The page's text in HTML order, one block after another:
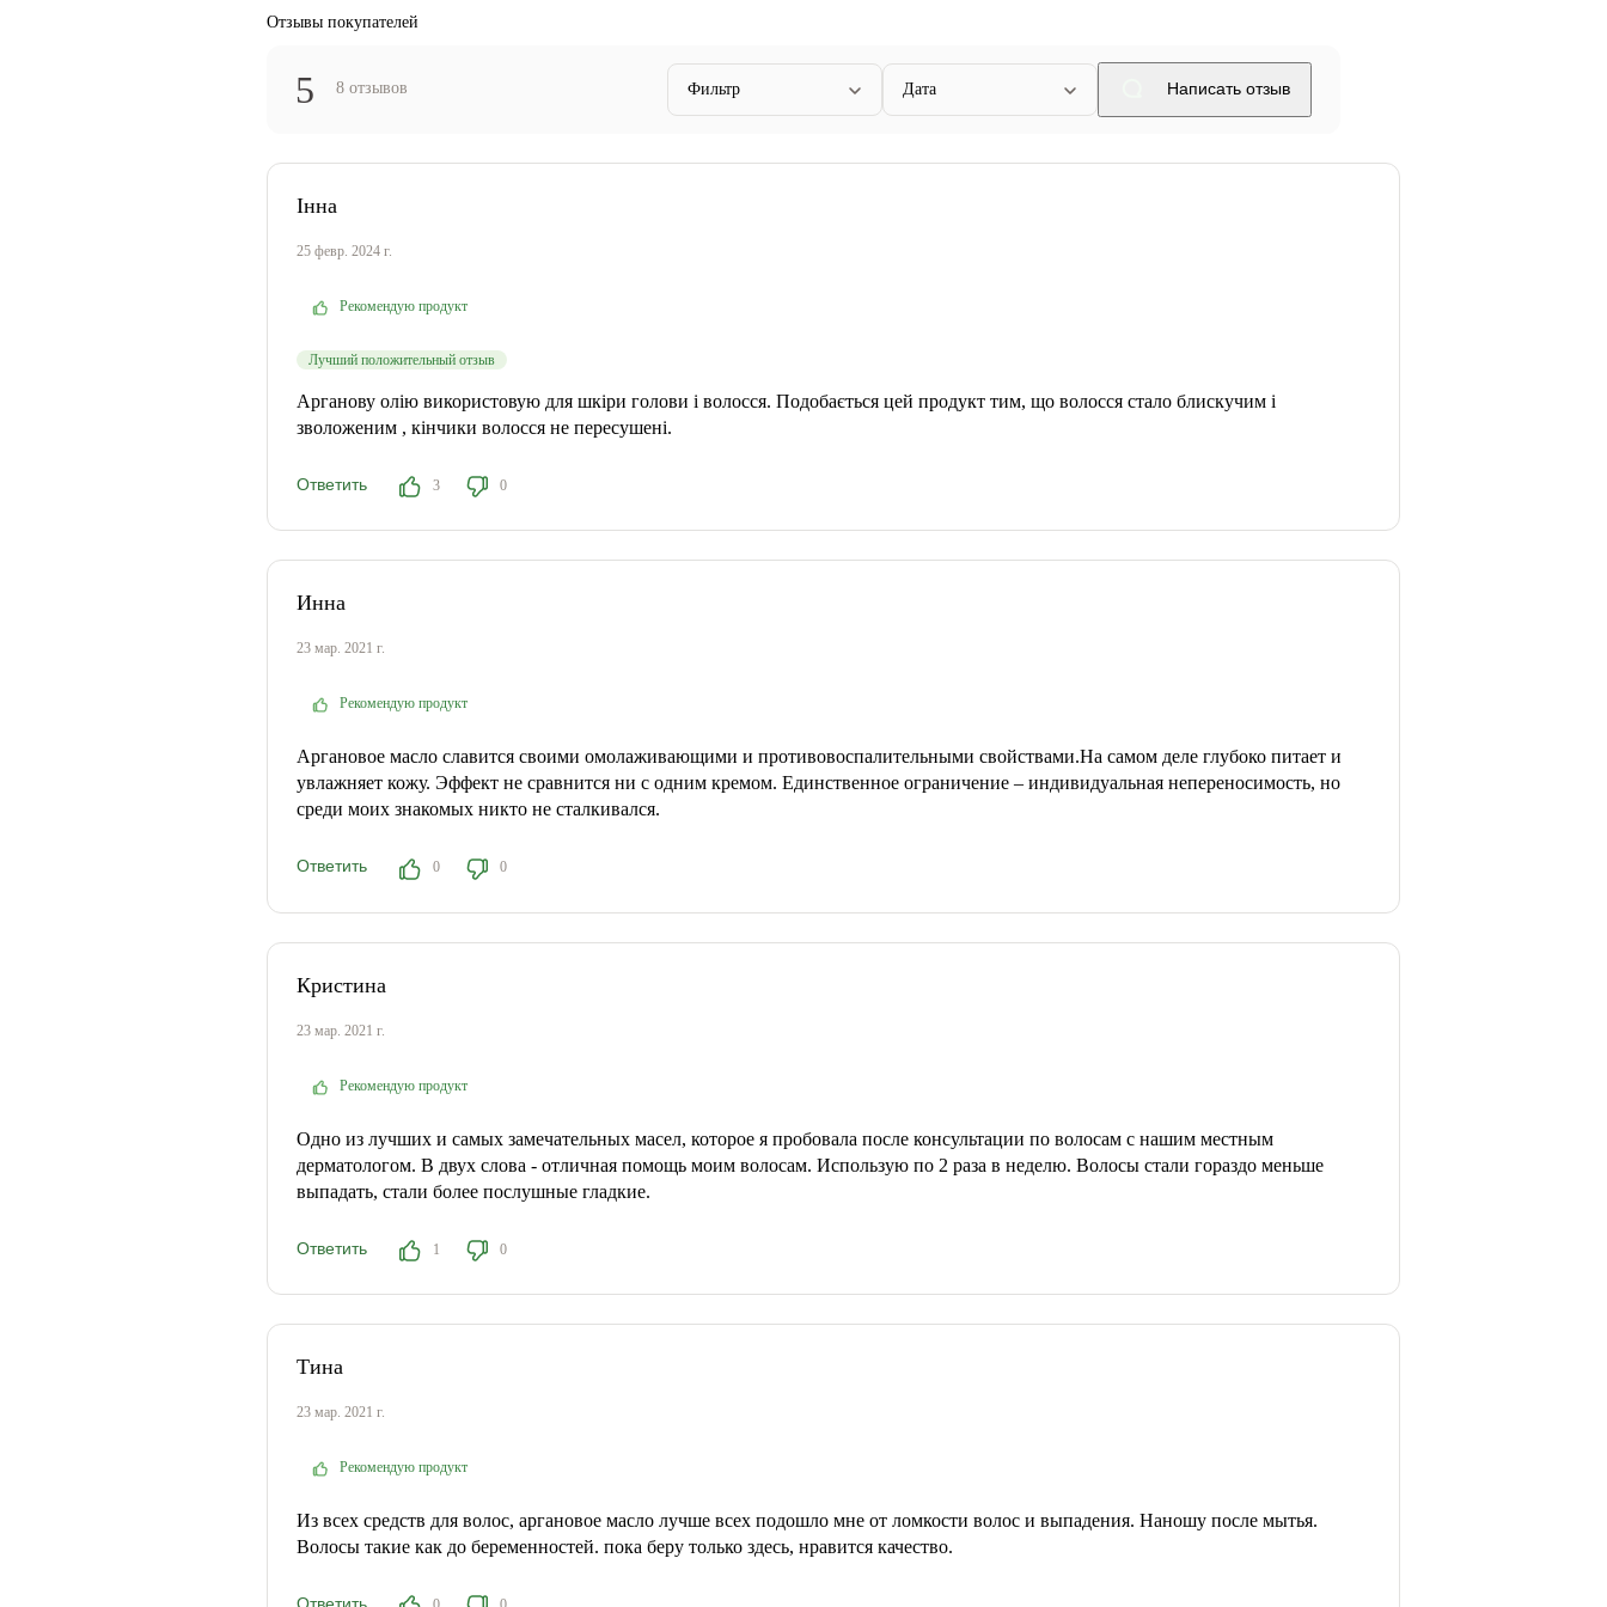
Отзывы покупателей
5 8 отзывов Фильтр Дата Написать отзыв
Інна
25 февр. 2024 г.
Рекомендую продукт
Лучший положительный отзыв
Арганову олію використовую для шкіри голови і волосся. Подобається цей продукт тим, що волосся стало блискучим і
зволоженим , кінчики волосся не пересушені.
Ответить 3 0
Инна
23 мар. 2021 г.
Рекомендую продукт
Аргановое масло славится своими омолаживающими и противовоспалительными свойствами.На самом деле глубоко питает и
увлажняет кожу. Эффект не сравнится ни с одним кремом. Единственное ограничение – индивидуальная непереносимость, но
среди моих знакомых никто не сталкивался.
Ответить 0 0
Кристина
23 мар. 2021 г.
Рекомендую продукт
Одно из лучших и самых замечательных масел, которое я пробовала после консультации по волосам с нашим местным
дерматологом. В двух слова - отличная помощь моим волосам. Использую по 2 раза в неделю. Волосы стали гораздо меньше
выпадать, стали более послушные гладкие.
Ответить 1 0
Тина
23 мар. 2021 г.
Рекомендую продукт
Из всех средств для волос, аргановое масло лучше всех подошло мне от ломкости волос и выпадения. Наношу после мытья.
Волосы такие как до беременностей. пока беру только здесь, нравится качество.
Ответить